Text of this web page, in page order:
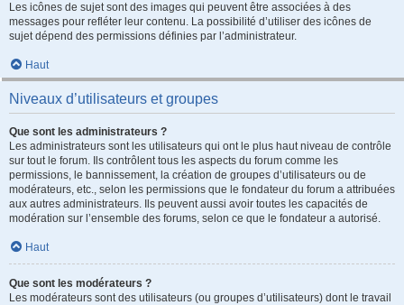
Les icônes de sujet sont des images qui peuvent être associées à des
messages pour refléter leur contenu. La possibilité d’utiliser des icônes de
sujet dépend des permissions définies par l’administrateur.
Haut
Niveaux d’utilisateurs et groupes
Que sont les administrateurs ?
Les administrateurs sont les utilisateurs qui ont le plus haut niveau de contrôle
sur tout le forum. Ils contrôlent tous les aspects du forum comme les
permissions, le bannissement, la création de groupes d’utilisateurs ou de
modérateurs, etc., selon les permissions que le fondateur du forum a attribuées
aux autres administrateurs. Ils peuvent aussi avoir toutes les capacités de
modération sur l’ensemble des forums, selon ce que le fondateur a autorisé.
Haut
Que sont les modérateurs ?
Les modérateurs sont des utilisateurs (ou groupes d’utilisateurs) dont le travail